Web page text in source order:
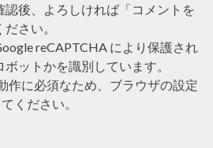
認後、よろしければ「コメントを
さい。
reCAPTCHA により保護され
ットかを識別しています。
作に必須なため、ブラウザの設定
ください。